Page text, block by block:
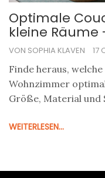
Optimale
kleine Räume
VON SOPHIA KLAVEN 17
Finde heraus,
Wohnzimmer
Größe, Material und
WEITERLESEN...